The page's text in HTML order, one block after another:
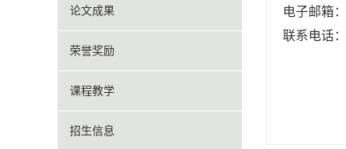
论文成果
荣誉奖励
课程教学
招生信息
电子邮箱：
联系电话：